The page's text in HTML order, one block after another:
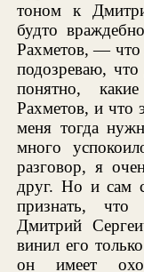
тоном к
будто
Рахметов, —
подозреваю,
понятно,
Рахметов, и что
меня тогда
много
разговор, я
друг. Но и сам
признать,
Дмитрий
винил его
он имеет